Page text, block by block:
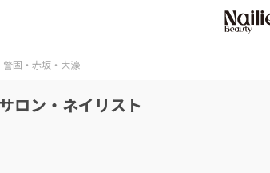
警固・赤坂・大濠
ロン・ネイリスト